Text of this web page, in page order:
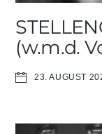
(w.m.d.
23. AUGUST